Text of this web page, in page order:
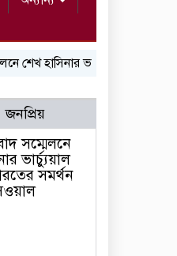
হাসিনার ভার্চ্যুয়াল বক্তব্যে
জনপ্রিয়
সম্মেলনে
ভার্চ্যুয়াল
সমর্থন